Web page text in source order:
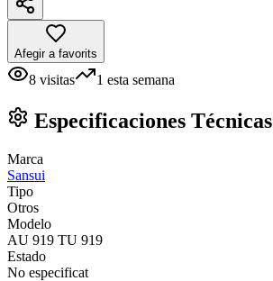
Afegir a favorits
8 visitas 1 esta semana
Especificaciones Técnicas
Marca
Sansui
Tipo
Otros
Modelo
AU 919 TU 919
Estado
No especificat